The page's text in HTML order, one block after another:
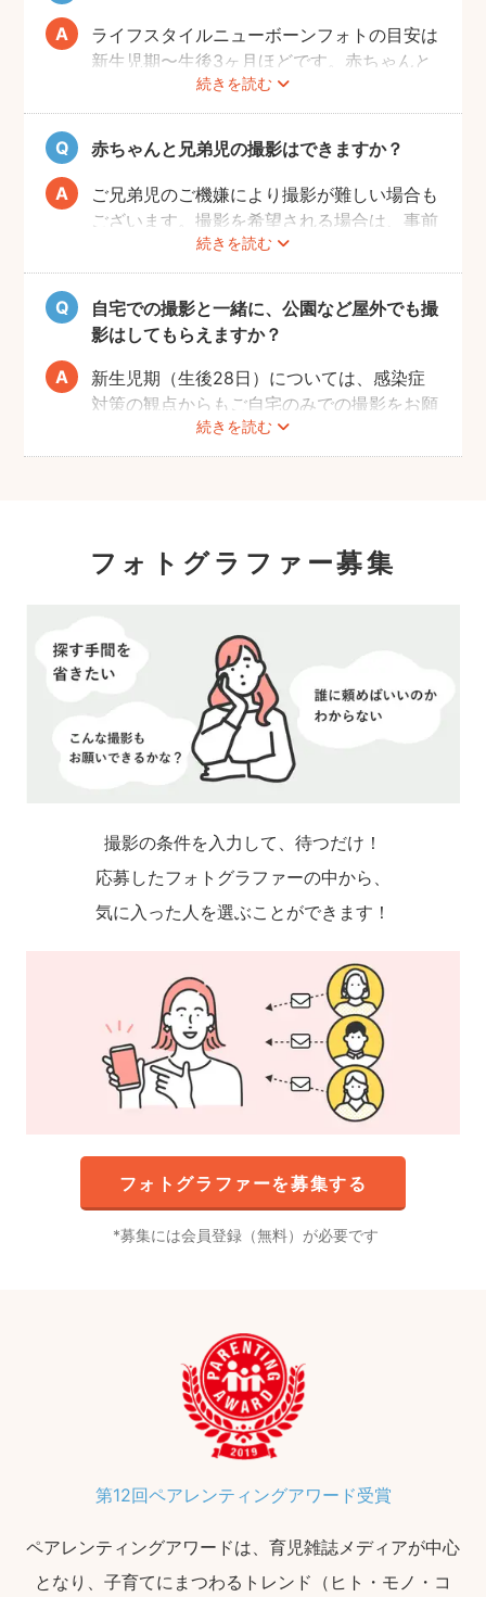
す。フォトグラファーが片付けなどをお手伝
いすること、撮影当日に片付けのお時間をと
ることはできかねることご承知ください。
続きを読む
ライフスタイルニューボーンフォトの目安は
新生児期〜生後3ヶ月ほどです。赤ちゃんと
の生活リズムが整い、お気持ちにも余裕がで
てきたタイミングでぜひお気軽にフォトグラ
ファーへご相談ください！
赤ちゃんと兄弟児の撮影はできますか？
続きを読む
ご兄弟児のご機嫌により撮影が難しい場合も
ございます。撮影を希望される場合は、事前
にフォトグラファーへご相談いただけますよ
うお願いします。
自宅での撮影と一緒に、公園など屋外でも撮
影はしてもらえますか？
続きを読む
新生児期（生後28日）については、感染症
対策の観点からもご自宅のみでの撮影をお願
いします。また、生後1ヶ月以降の場合で
も、赤ちゃんへの負担を考慮して屋外での長
フォトグラファー募集
撮影の条件を入力して、待つだけ！
応募したフォトグラファーの中から、
気に入った人を選ぶことができます！
フォトグラファーを募集する
募集には会員登録（無料）が必要です
第12回ペアレンティングアワード受賞
ペアレンティングアワードは、育児雑誌メディアが中心
となり、子育てにまつわるトレンド（ヒト・モノ・コ